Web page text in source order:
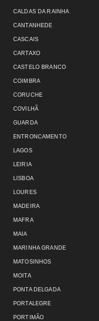
CALDAS DA RAINHA
CANTANHEDE
CASCAIS
CARTAXO
CASTELO BRANCO
COIMBRA
CORUCHE
COVILHÃ
GUARDA
ENTRONCAMENTO
LAGOS
LEIRIA
LISBOA
LOURES
MADEIRA
MAFRA
MAIA
MARINHA GRANDE
MATOSINHOS
MOITA
PONTA DELGADA
PORTALEGRE
PORTIMÃO